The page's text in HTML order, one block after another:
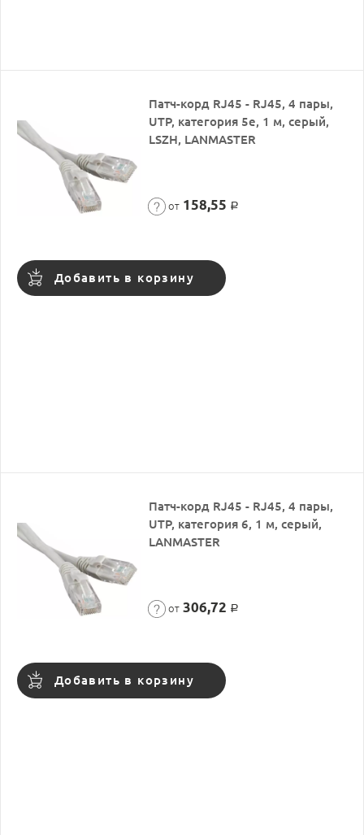
Патч-корд RJ45 - RJ45, 4 пары,
UTP, категория 5е, 1 м, серый,
LSZH, LANMASTER
от 158,55 Р
Добавить в корзину
Патч-корд RJ45 - RJ45, 4 пары,
UTP, категория 6, 1 м, серый,
LANMASTER
от 306,72 Р
Добавить в корзину